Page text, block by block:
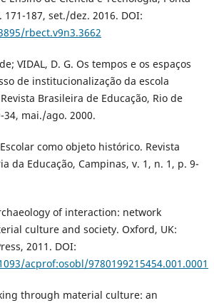
171-187, set./dez. 2016. DOI:
rbect.v9n3.3662
VIDAL, D. G. Os tempos e os espaços
de institucionalização da escola
Brasileira de Educação, Rio de
34, mai./ago. 2000.
como objeto histórico. Revista
da Educação, Campinas, v. 1, n. 1, p. 9-
of interaction: network
culture and society. Oxford, UK:
2011. DOI:
acprof:osobl/9780199215454.001.0001
through material culture: an